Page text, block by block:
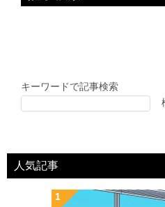
キーワードで記事検索
人気記事